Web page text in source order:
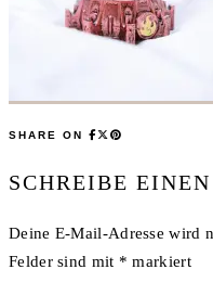
SHARE ON
SCHREIBE
Deine E-Mail-Adresse wird
Felder sind mit * markiert